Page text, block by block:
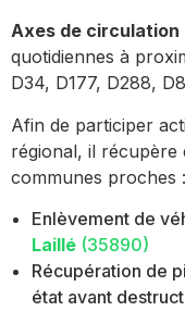
Axes de circulation
quotidiennes à
D34, D177, D288,
Afin de participer
régional, il récupère
communes proches :
Enlèvement de
Laillé (35890)
Récupération de
état avant